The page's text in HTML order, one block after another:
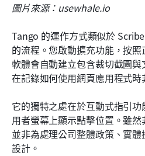
圖片來源：usewhale.io
Tango 的運作方式類似於
的流程。您啟動擴充功能，按照
軟體會自動建立包含裁切截圖
在記錄如何使用網頁應用程式時
它的獨特之處在於互動式指引
用者螢幕上顯示點擊位置。雖
並非為處理公司整體政策、實
設計。